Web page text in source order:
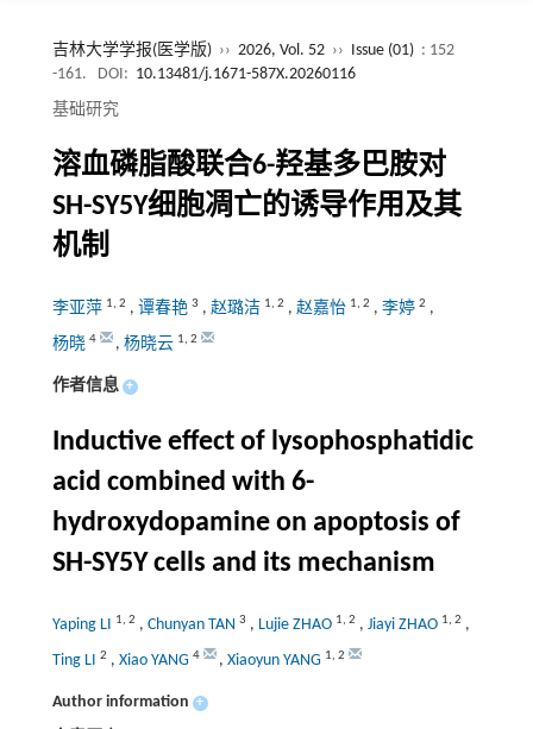
吉林大学学报(医学版) ›› 2026, Vol. 52 ›› Issue (01) : 152
-161.
DOI: 10.13481/j.1671-587X.20260116
基础研究
溶血磷脂酸联合6-羟基多巴胺对
SH-SY5Y细胞凋亡的诱导作用及其
机制
李亚萍 1, 2 , 谭春艳 3 , 赵璐洁 1, 2 , 赵嘉怡 1, 2 , 李婷 2 ,
杨晓 4 , 杨晓云 1, 2
作者信息 +
Inductive effect of lysophosphatidic
acid combined with 6-
hydroxydopamine on apoptosis of
SH-SY5Y cells and its mechanism
Yaping LI 1, 2 , Chunyan TAN 3 , Lujie ZHAO 1, 2 , Jiayi ZHAO 1, 2 ,
Ting LI 2 , Xiao YANG 4 , Xiaoyun YANG 1, 2
Author information +